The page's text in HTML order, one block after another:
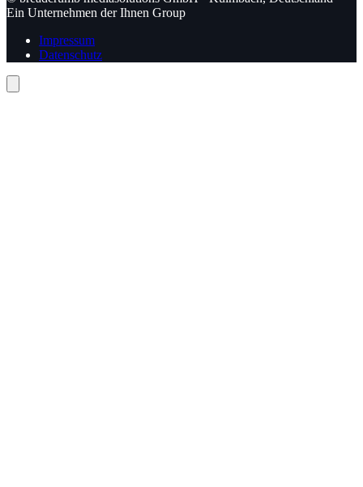
Ein Unternehmen der Ihnen Group
Impressum
Datenschutz